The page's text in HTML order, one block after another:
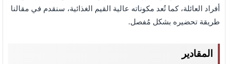
أفراد العائلة، كما تُعد مكوناته عالية القيم الغذائية، سنقدم في مقالنا
طريقة تحضيره بشكل مُفصل.
المقادير